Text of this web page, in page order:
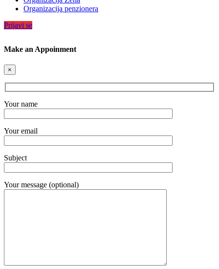
Organizacija penzionera
Prijavi se
Make an Appoinment
×
Your name
Your email
Subject
Your message (optional)